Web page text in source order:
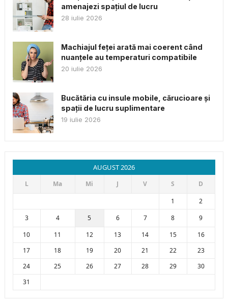
amenajezi spațiul de lucru
28 iulie 2026
Machiajul feței arată mai coerent când
nuanțele au temperaturi compatibile
20 iulie 2026
Bucătăria cu insule mobile, cărucioare și
spații de lucru suplimentare
19 iulie 2026
AUGUST 2026
L Ma Mi J V S
D
1
2
3
4 5 6 7 8
9
10
11 12 13 14 15
16
17
18 19 20 21 22
23
24
25 26 27 28 29
30
31